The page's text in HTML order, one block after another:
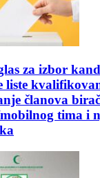
za izbor
liste
članova
tima i